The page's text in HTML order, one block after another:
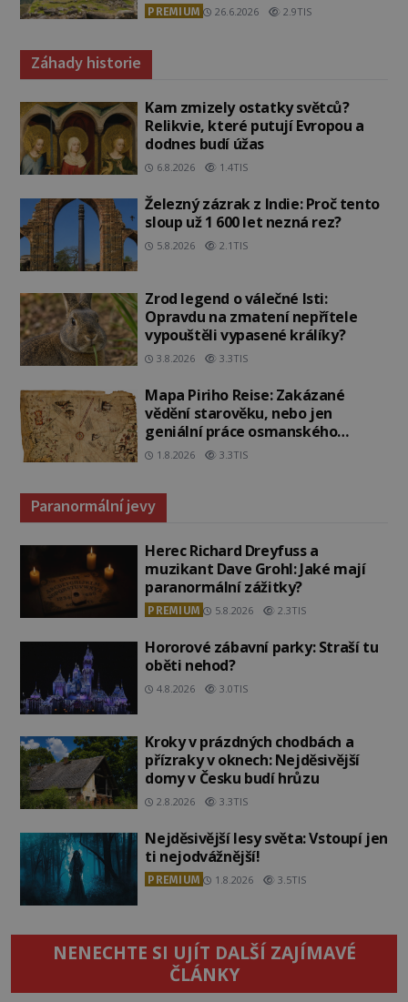
PREMIUM 26.6.2026 2.9TIS
Záhady historie
Kam zmizely ostatky světců?
Relikvie, které putují Evropou a
dodnes budí úžas
6.8.2026 1.4TIS
Železný zázrak z Indie: Proč tento
sloup už 1 600 let nezná rez?
5.8.2026 2.1TIS
Zrod legend o válečné lsti:
Opravdu na zmatení nepřítele
vypouštěli vypasené králíky?
3.8.2026 3.3TIS
Mapa Piriho Reise: Zakázané
vědění starověku, nebo jen
geniální práce osmanského
admirála?
1.8.2026 3.3TIS
Paranormální jevy
Herec Richard Dreyfuss a
muzikant Dave Grohl: Jaké mají
paranormální zážitky?
PREMIUM 5.8.2026 2.3TIS
Hororové zábavní parky: Straší tu
oběti nehod?
4.8.2026 3.0TIS
Kroky v prázdných chodbách a
přízraky v oknech: Nejděsivější
domy v Česku budí hrůzu
2.8.2026 3.3TIS
Nejděsivější lesy světa: Vstoupí jen
ti nejodvážnější!
PREMIUM 1.8.2026 3.5TIS
NENECHTE SI UJÍT DALŠÍ ZAJÍMAVÉ
ČLÁNKY